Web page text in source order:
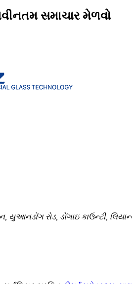
સમાચાર મેળવો
યુઆનડોંગ રોડ, ડોંગાઇ કાઉન્ટી,